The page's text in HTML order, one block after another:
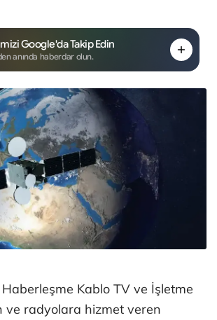
Google'da Takip Edin
anında haberdar olun.
Kablo TV ve İşletme
ve radyolara hizmet veren